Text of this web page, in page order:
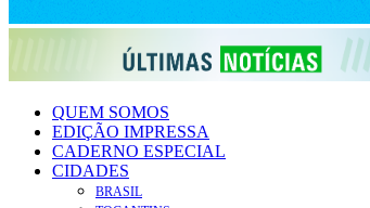
QUEM SOMOS
EDIÇÃO IMPRESSA
CADERNO ESPECIAL
CIDADES
BRASIL